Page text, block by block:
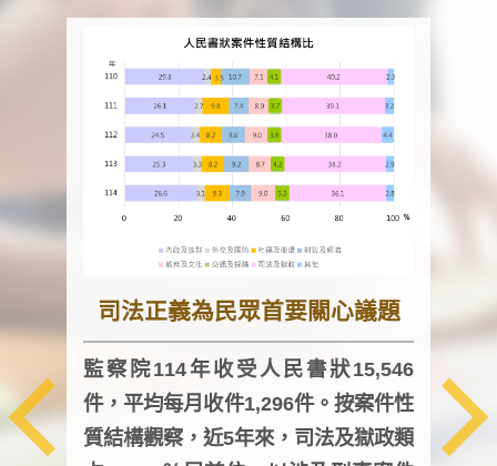
司法正義為民眾首要關心議題
監察院114年收受人民書狀15,546
件，平均每月收件1,296件。按案件性
質結構觀察，近5年來，司法及獄政類
監
均每